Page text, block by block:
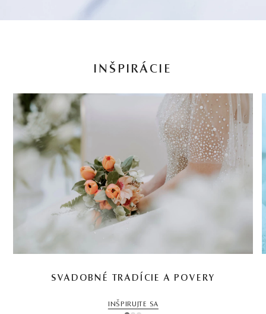
INŠPIRÁCIE
SVADOBNÉ TRADÍCIE A POVERY
INŠPIRUJTE SA